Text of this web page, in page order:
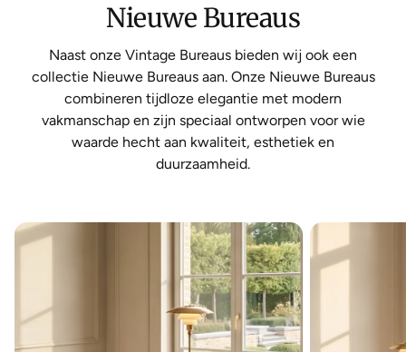
Nieuwe Bureaus
Naast onze Vintage Bureaus bieden wij ook een
collectie Nieuwe Bureaus aan. Onze Nieuwe Bureaus
combineren tijdloze elegantie met modern
vakmanschap en zijn speciaal ontworpen voor wie
waarde hecht aan kwaliteit, esthetiek en
duurzaamheid.